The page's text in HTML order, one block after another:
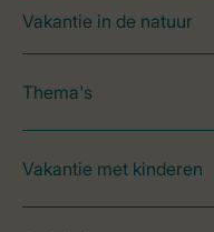
Vakantie in de natuur
Thema's
Vakantie met kinderen